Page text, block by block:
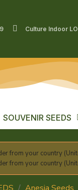
Culture Indoor
SOUVENIR SEEDS
from your country
from your country